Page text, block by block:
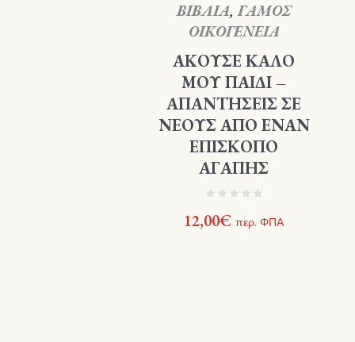
ΒΙΒΛΙΑ,ΓΑΜΟΣ
ΟΙΚΟΓΕΝΕΙΑ
ΑΚΟΥΣΕ ΚΑΛΟ
ΜΟΥ ΠΑΙΔΙ –
ΑΠΑΝΤΗΣΕΙΣ ΣΕ
ΝΕΟΥΣ ΑΠΟ ΕΝΑΝ
ΕΠΙΣΚΟΠΟ
ΑΓΑΠΗΣ
12,00€ περ. ΦΠΑ